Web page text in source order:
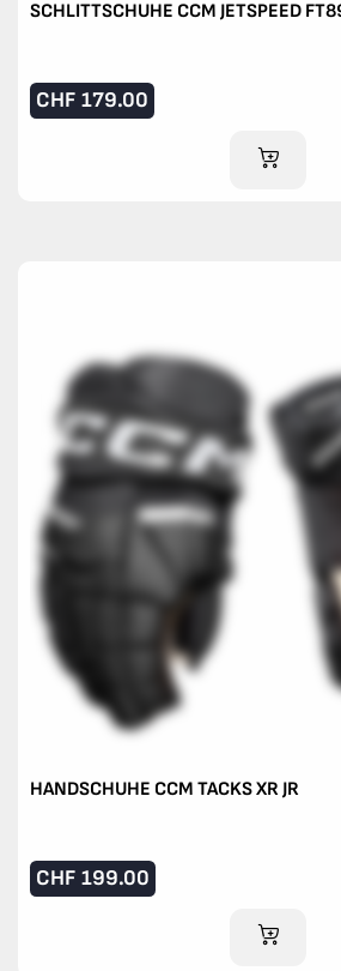
SCHLITTSCHUHE CCM JETSPEED
CHF 179.00
IM
HANDSCHUHE CCM TACKS XR JR
CHF 199.00
IM